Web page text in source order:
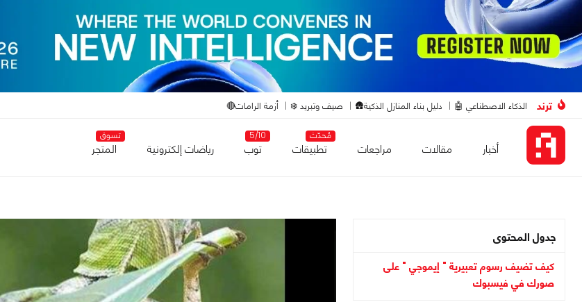
ترند الذكاء الاصطناعي 🤖 دليل بناء المنازل الذكية🛖 صيف وتبريد ❄️ أزمة الرامات🔴
أخبار مقالات مراجعات
مُحدّث
تطبيقات
5/10
توب رياضات إلكترونية
تسوق
المتجر
جدول المحتوى
كيف تضيف رسوم تعبيرية " إيموجي " على
صورك في فيسبوك